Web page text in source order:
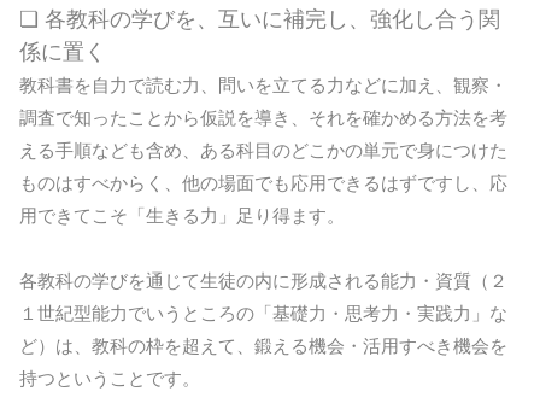
❏ 各教科の学びを、互いに補完し、強化し合う関
係に置く
教科書を自力で読む力、問いを立てる力などに加え、観察・
調査で知ったことから仮説を導き、それを確かめる方法を考
える手順なども含め、ある科目のどこかの単元で身につけた
ものはすべからく、他の場面でも応用できるはずですし、応
用できてこそ「生きる力」足り得ます。
各教科の学びを通じて生徒の内に形成される能力・資質（２
１世紀型能力でいうところの「基礎力・思考力・実践力」な
ど）は、教科の枠を超えて、鍛える機会・活用すべき機会を
持つということです。